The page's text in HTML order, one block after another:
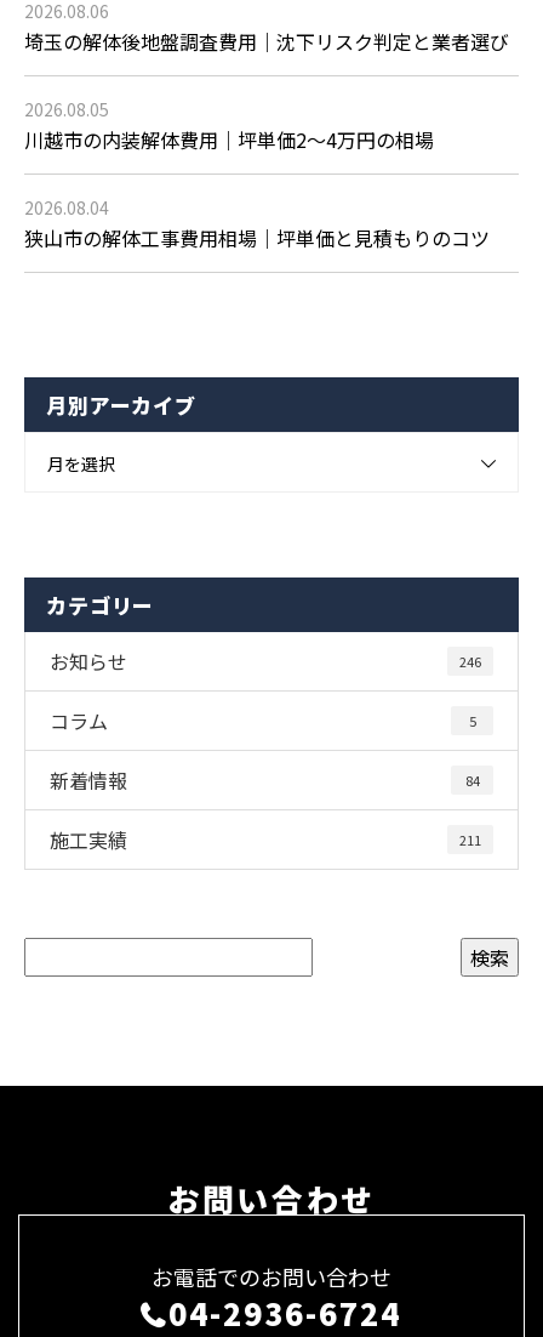
2026.08.06
埼玉の解体後地盤調査費用｜沈下リスク判定と業者選び
2026.08.05
川越市の内装解体費用｜坪単価2〜4万円の相場
2026.08.04
狭山市の解体工事費用相場｜坪単価と見積もりのコツ
月別アーカイブ
月を選択
カテゴリー
お知らせ 246
コラム 5
新着情報 84
施工実績 211
お問い合わせ
お電話でのお問い合わせ
04-2936-6724